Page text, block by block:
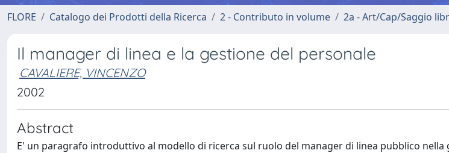
FLORE Catalogo dei Prodotti della Ricerca 2 - Contributo in volume 2a - Art/Cap/Saggio
Il manager di linea e la gestione del personale
CAVALIERE, VINCENZO
2002
Abstract
E' un paragrafo introduttivo al modello di ricerca sul ruolo del manager di linea pubblico nella